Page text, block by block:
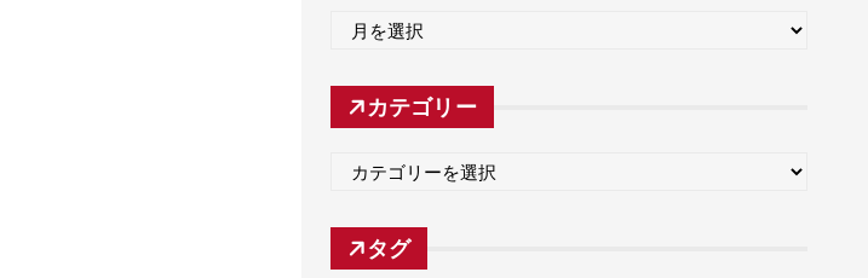
カ
イ
カテゴリー
ゴ
リ
タグ